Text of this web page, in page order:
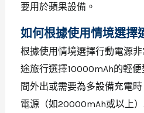
要用於蘋果設備。
如何根據使用情境選擇
根據使用情境選擇行動電源
途旅行選擇10000mAh的輕
間外出或需要為多設備充電
電源（如20000mAh或以上